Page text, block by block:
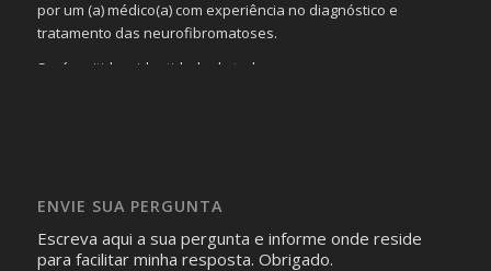
por um (a) médico(a) com experiência no diagnóstico e
tratamento das neurofibromatoses.
Será omitida a identidade de todas as pessoas que
identificação da pessoa fotografada.
ENVIE SUA PERGUNTA
Escreva aqui a sua pergunta e informe onde reside
para facilitar minha resposta. Obrigado.